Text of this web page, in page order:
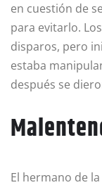
en cuestión de
para evitarlo.
disparos, pero
estaba
después se
El hermano de